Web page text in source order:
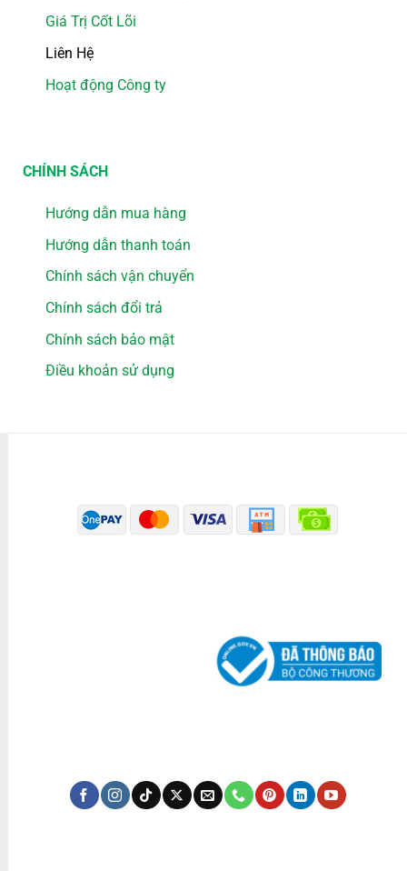
Giá Trị Cốt Lõi
Liên Hệ
Hoạt động Công ty
CHÍNH SÁCH
Hướng dẫn mua hàng
Hướng dẫn thanh toán
Chính sách vận chuyển
Chính sách đổi trả
Chính sách bảo mật
Điều khoản sử dụng